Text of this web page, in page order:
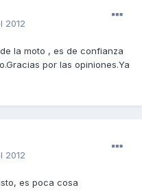
2012
la moto , es de confianza
por las opiniones.Ya
2012
es poca cosa